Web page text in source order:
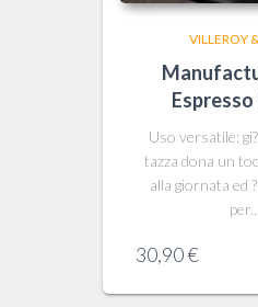
VILLEROY
Espresso
Uso versatile:
tazza dona un
alla giornata ed
per...
30,90€